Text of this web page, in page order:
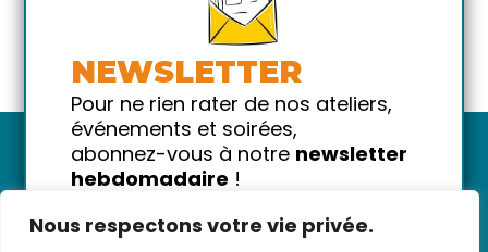
Nous respectons votre vie privée.
NEWSLETTER
Pour ne rien rater de nos ateliers,
événements et soirées,
abonnez-vous à notre newsletter
hebdomadaire !
!